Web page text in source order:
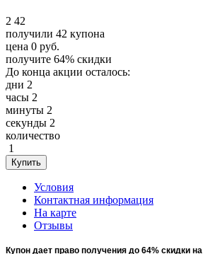
2 42
получили 42 купона
цена 0 руб.
получите 64% скидки
До конца акции осталось:
дни 2
часы 2
минуты 2
секунды 2
количество
1
Условия
Контактная информация
На карте
Отзывы
Купон дает право получения до 64% скидки на